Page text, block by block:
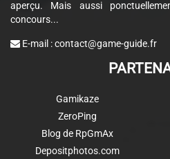
aperçu. Mais aussi
concours...
E-mail :contact@game-guide.fr
Gamikaze
ZeroPing
Blog de RpGmAx
Depositphotos.com